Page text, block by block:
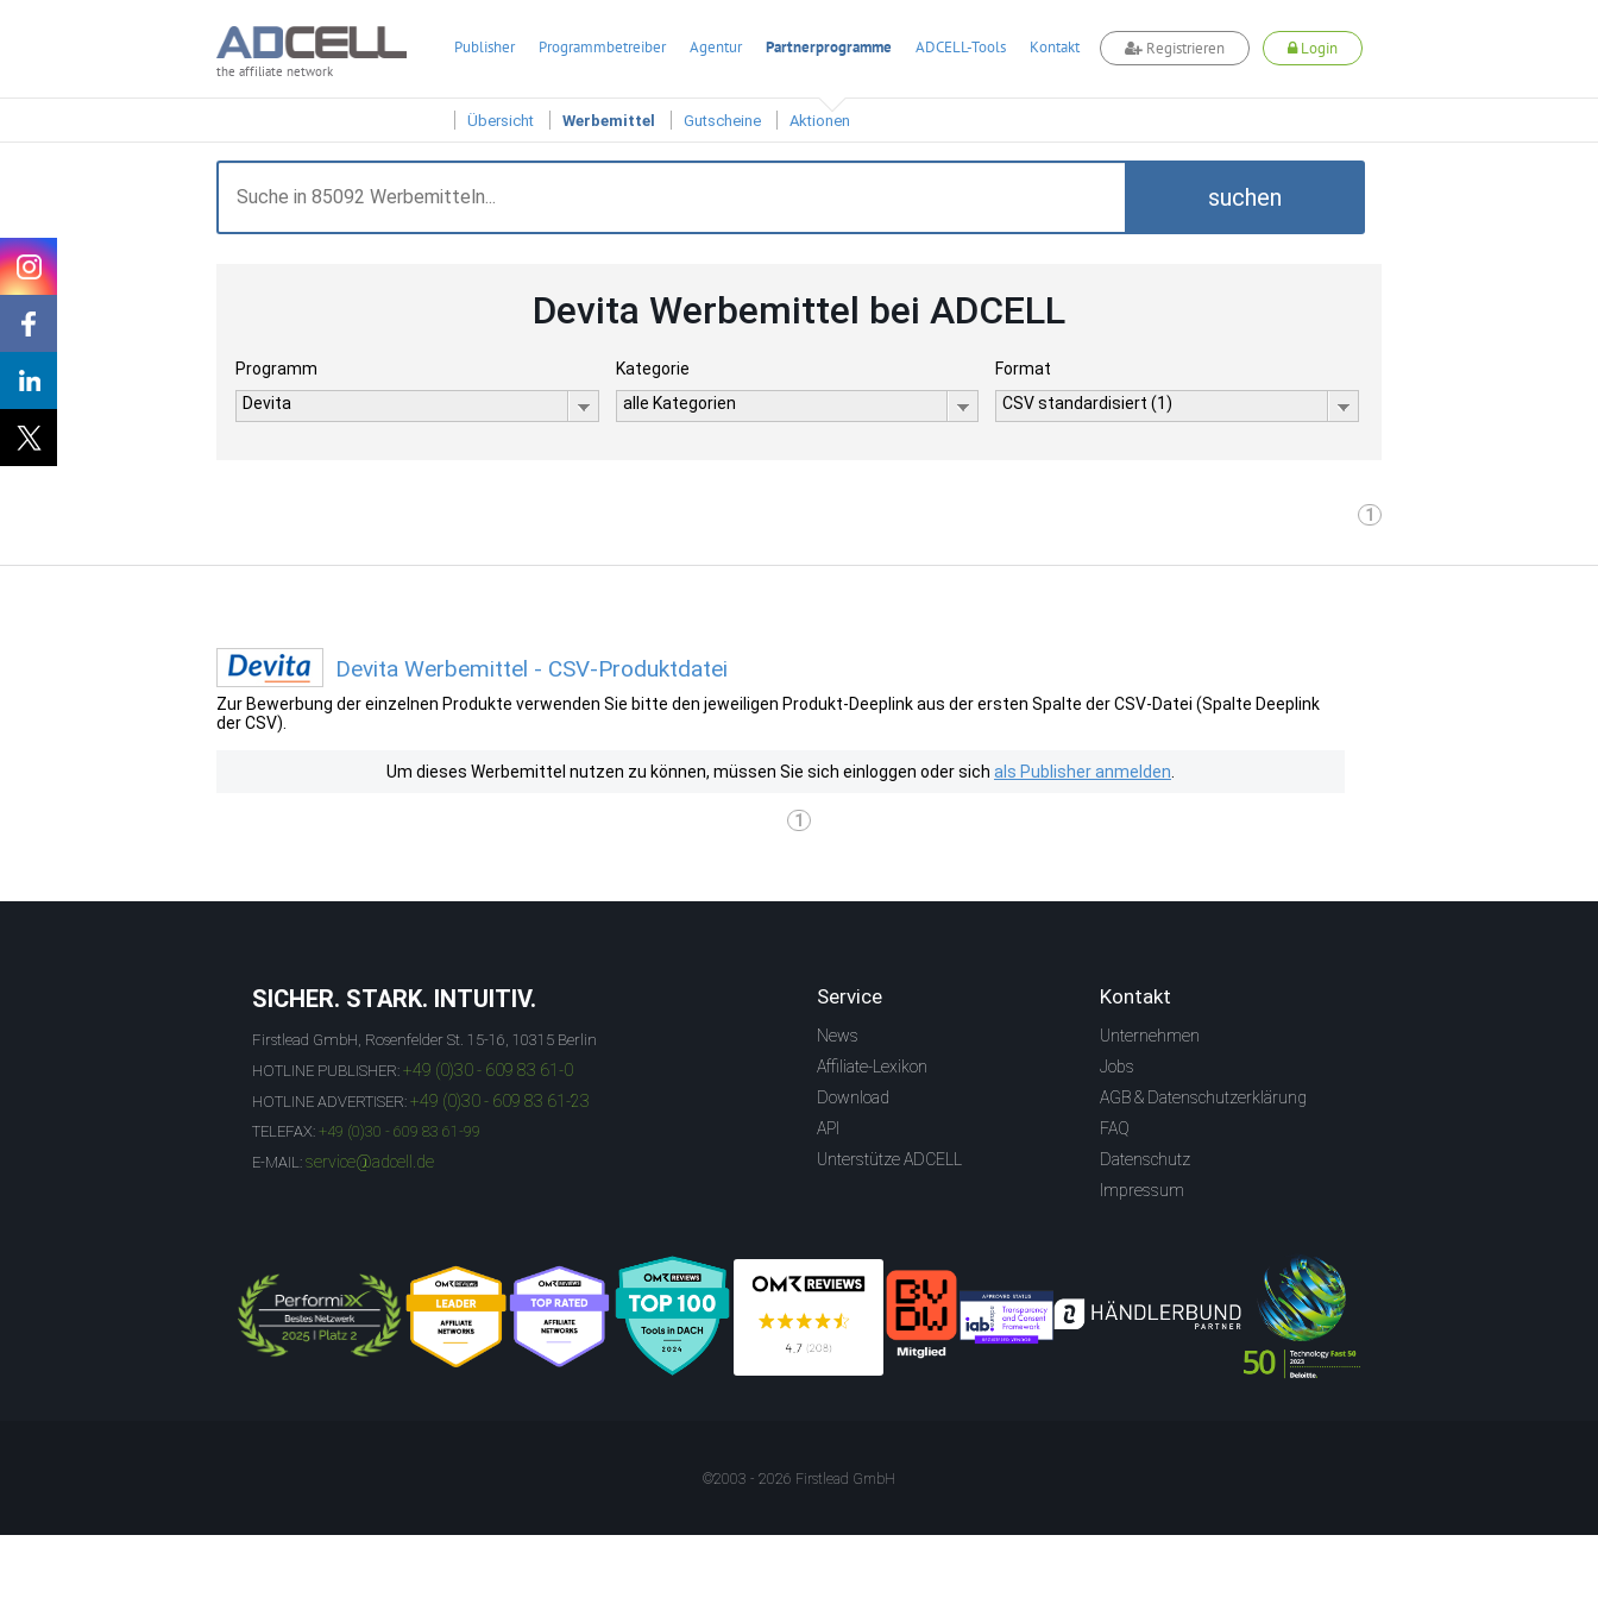
the affiliate network
Publisher Programmbetreiber Agentur Partnerprogramme ADCELL-Tools Kontakt Registrieren Login
Übersicht Werbemittel Gutscheine Aktionen
suchen
Devita Werbemittel bei ADCELL
Programm
Devita
Kategorie
alle Kategorien
Format
CSV standardisiert (1)
1
Devita Werbemittel - CSV-Produktdatei
Zur Bewerbung der einzelnen Produkte verwenden Sie bitte den jeweiligen Produkt-Deeplink aus der ersten Spalte der CSV-Datei (Spalte Deeplink
der CSV).
Um dieses Werbemittel nutzen zu können, müssen Sie sich einloggen oder sich als Publisher anmelden
1
SICHER. STARK. INTUITIV.
Firstlead GmbH, Rosenfelder St. 15-16, 10315 Berlin
HOTLINE PUBLISHER: +49 (0)30 - 609 83 61-0
HOTLINE ADVERTISER: +49 (0)30 - 609 83 61-23
TELEFAX: +49 (0)30 - 609 83 61-99
E-MAIL: service@adcell.de
Service
News
Affiliate-Lexikon
Download
API
Unterstütze ADCELL
Kontakt
Unternehmen
Jobs
AGB & Datenschutzerklärung
FAQ
Datenschutz
Impressum
©2003 - 2026 Firstlead GmbH